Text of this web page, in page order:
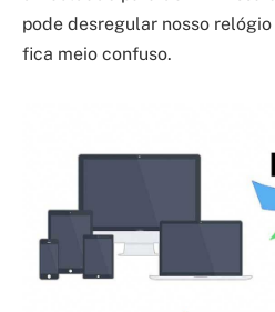
pode desregular nosso
fica meio confuso.